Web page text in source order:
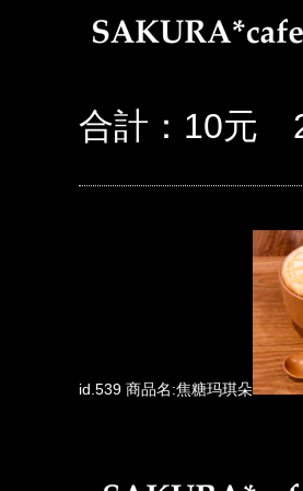
合計：10元
id.539 商品名:焦糖玛琪朵